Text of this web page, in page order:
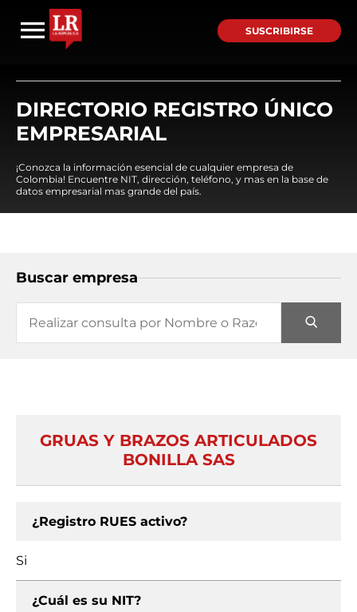
SUSCRIBIRSE
DIRECTORIO REGISTRO ÚNICO
EMPRESARIAL
¡Conozca la información esencial de cualquier empresa de
Colombia! Encuentre NIT, dirección, teléfono, y mas en la base de
datos empresarial mas grande del país.
Buscar empresa
GRUAS Y BRAZOS ARTICULADOS
BONILLA SAS
¿Registro RUES activo?
Si
¿Cuál es su NIT?